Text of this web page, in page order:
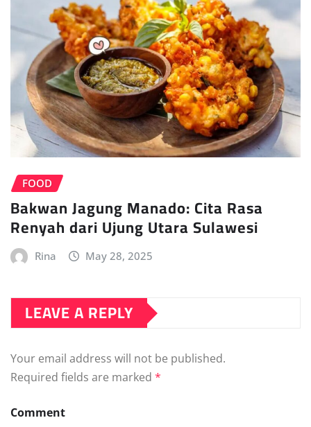
FOOD
Bakwan Jagung Manado: Cita Rasa
Renyah dari Ujung Utara Sulawesi
Rina May 28, 2025
LEAVE A REPLY
Your email address will not be published.
Required fields are marked *
Comment